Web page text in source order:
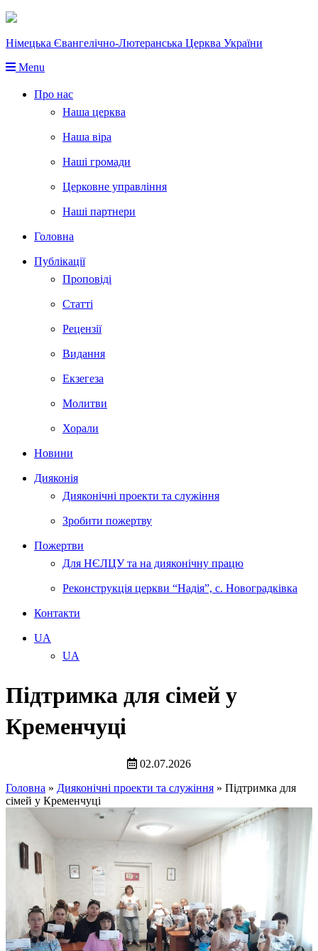
Німецька Євангелічно-Лютеранська Церква України
Menu
Про нас
Наша церква
Наша віра
Наші громади
Церковне управління
Наші партнери
Головна
Публікації
Проповіді
Статті
Рецензії
Видання
Екзегеза
Молитви
Хорали
Новини
Дияконія
Дияконічні проекти та служіння
Зробити пожертву
Пожертви
Для НЄЛЦУ та на дияконічну працю
Реконструкція церкви “Надія”, с. Новоградківка
Контакти
UA
UA
Підтримка для сімей у
Кременчуці
02.07.2026
Головна » Дияконічні проекти та служіння » Підтримка для
сімей у Кременчуці